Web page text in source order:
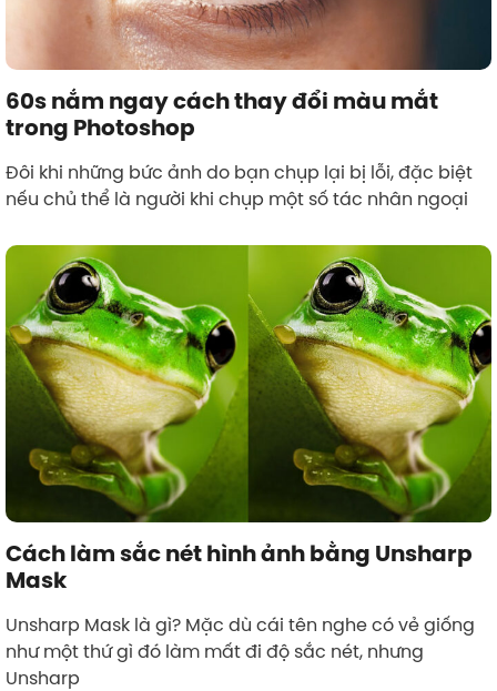
60s nắm ngay cách thay đổi màu mắt
trong Photoshop
Đôi khi những bức ảnh do bạn chụp lại bị lỗi, đặc biệt
nếu chủ thể là người khi chụp một số tác nhân ngoại
Cách làm sắc nét hình ảnh bằng Unsharp
Mask
Unsharp Mask là gì? Mặc dù cái tên nghe có vẻ giống
như một thứ gì đó làm mất đi độ sắc nét, nhưng
Unsharp